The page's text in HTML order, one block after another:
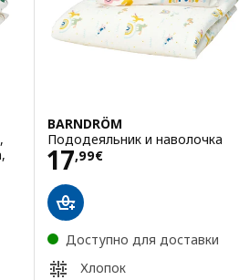
BARNDRÖM
Пододеяльник и наволочка
17,99€
Цена 17,99€
Доступно для доставки
Хлопок